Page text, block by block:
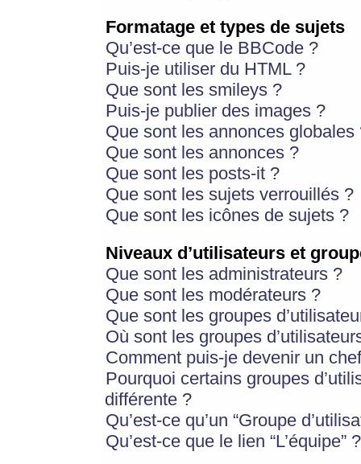
Formatage et types de sujets
Qu’est-ce que le BBCode ?
Puis-je utiliser du HTML ?
Que sont les smileys ?
Puis-je publier des images ?
Que sont les annonces globales
Que sont les annonces ?
Que sont les posts-it ?
Que sont les sujets verrouillés ?
Que sont les icônes de sujets ?
Niveaux d’utilisateurs et
Que sont les administrateurs ?
Que sont les modérateurs ?
Que sont les groupes
Où sont les groupes
Comment puis-je devenir un
Pourquoi certains groupes
différente ?
Qu’est-ce qu’un “Groupe
Qu’est-ce que le lien “L’équipe” ?